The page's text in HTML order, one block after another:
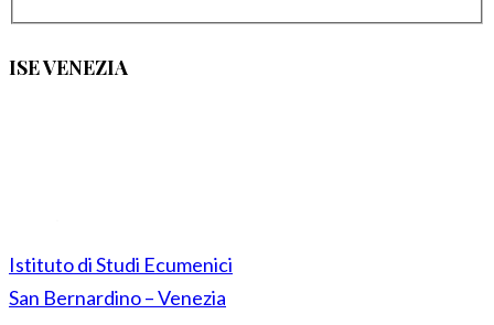
ISE VENEZIA
Istituto di Studi Ecumenici
San Bernardino – Venezia